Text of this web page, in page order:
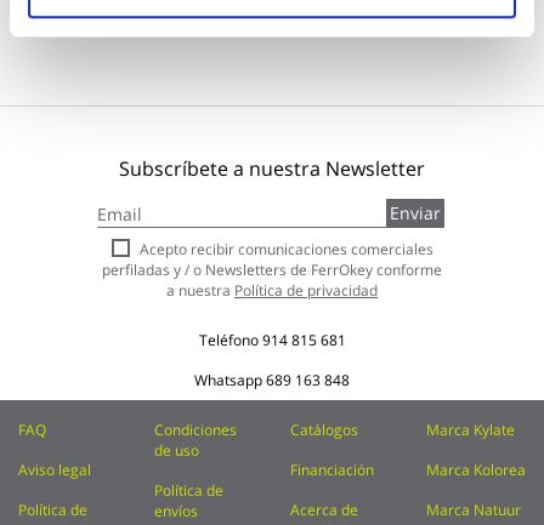
Subscríbete a nuestra Newsletter
a
nuestro
boletín
de
Enviar
Acepto recibir comunicaciones comerciales
perfiladas y / o Newsletters de FerrOkey conforme
a nuestra Política de privacidad
Teléfono914 815 681
Whatsapp689 163 848
FAQ
Aviso legal
Política de
Condiciones
de uso
Política de
envíos
Catálogos
Financiación
Acerca de
Marca Kylate
Marca Kolorea
Marca Natuur